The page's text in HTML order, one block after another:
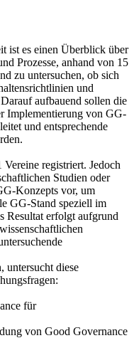
ist es einen Überblick über
Prozesse, anhand von 15
zu untersuchen, ob sich
und
aufbauend sollen die
Implementierung von GG-
und entsprechende
registriert. Jedoch
Studien oder
Konzepts vor, um
GG-Stand speziell im
Resultat erfolgt aufgrund
untersucht diese
für
von Good Governance